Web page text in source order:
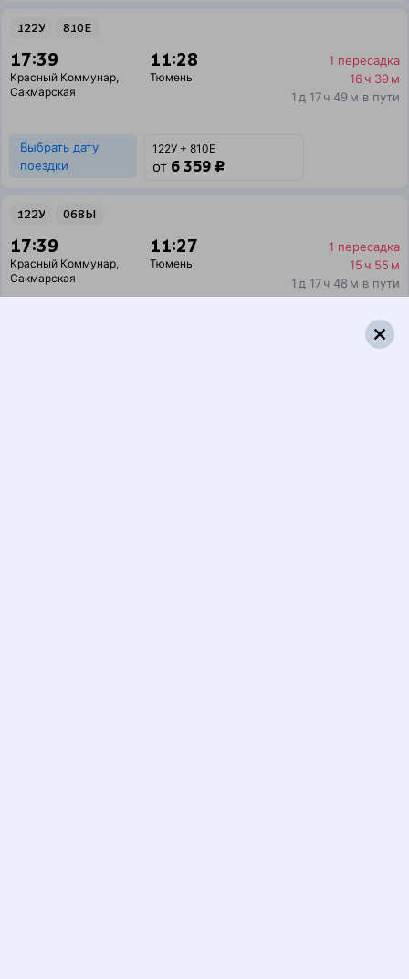
122У 810Е
17:39
Красный Коммунар,
Сакмарская
11:28
Тюмень
1 пересадка
16 ч 39 м
1 д 17 ч 49 м в пути
Выбрать дату
поездки
122У + 810Е
от 6 359 ₽
122У 068Ы
17:39
Красный Коммунар,
Сакмарская
11:27
Тюмень
1 пересадка
15 ч 55 м
1 д 17 ч 48 м в пути